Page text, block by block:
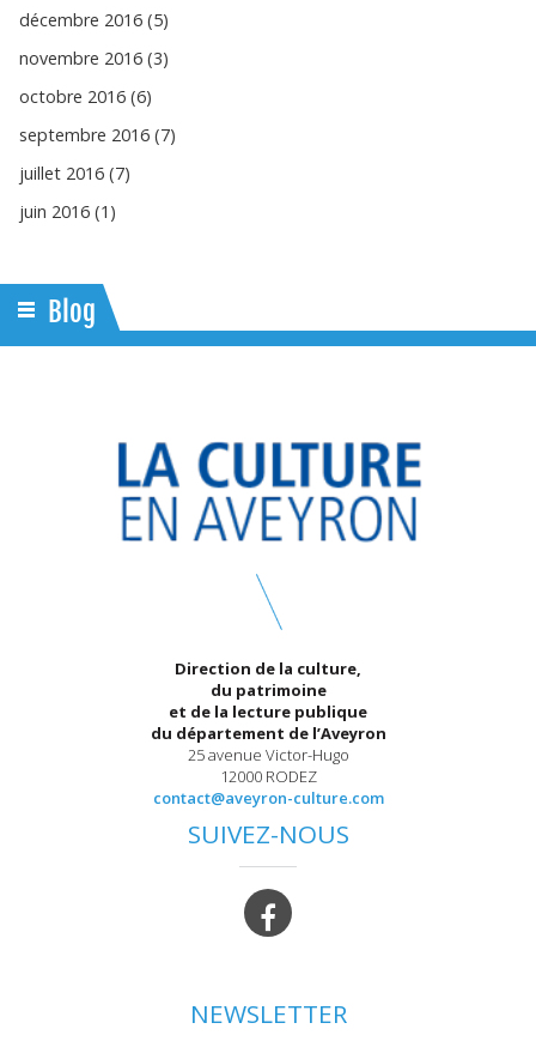
décembre 2016 (5)
novembre 2016 (3)
octobre 2016 (6)
septembre 2016 (7)
juillet 2016 (7)
juin 2016 (1)
Blog
Direction de la culture,
du patrimoine
et de la lecture publique
du département de l’Aveyron
25 avenue Victor-Hugo
12000 RODEZ
contact@aveyron-culture.com
SUIVEZ-NOUS
NEWSLETTER